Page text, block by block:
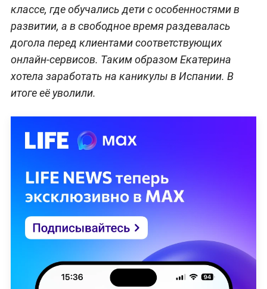
классе, где обучались дети с особенностями в
развитии, а в свободное время раздевалась
догола перед клиентами соответствующих
онлайн-сервисов. Таким образом Екатерина
хотела заработать на каникулы в Испании. В
итоге её уволили.